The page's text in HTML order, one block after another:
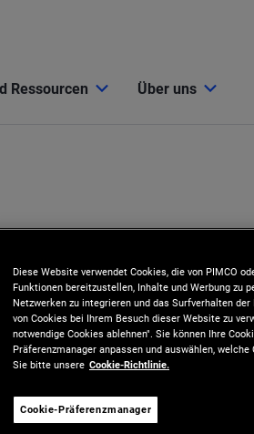
Ressourcen Über uns
Diese Website verwendet Cookies, die von PIMCO
Funktionen bereitzustellen, Inhalte und Werbung zu
Netzwerken zu integrieren und das Surfverhalten
von Cookies bei Ihrem Besuch dieser Website zu
notwendige Cookies ablehnen". Sie können Ihre
Präferenzmanager anpassen und auswählen,
Sie bitte unsere Cookie-Richtlinie.
Cookie-Präferenzmanager